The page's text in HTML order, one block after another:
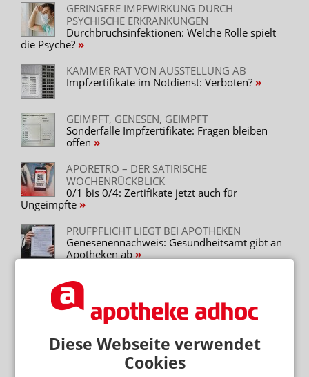
Diese Webseite verwendet
Cookies
GERINGERE IMPFWIRKUNG DURCH
PSYCHISCHE ERKRANKUNGEN
Durchbruchsinfektionen: Welche Rolle spielt
die Psyche?
KAMMER RÄT VON AUSSTELLUNG AB
Impfzertifikate im Notdienst: Verboten?
GEIMPFT, GENESEN, GEIMPFT
Sonderfälle Impfzertifikate: Fragen bleiben
offen
APORETRO – DER SATIRISCHE
WOCHENRÜCKBLICK
0/1 bis 0/4: Zertifikate jetzt auch für
Ungeimpfte
PRÜFPFLICHT LIEGT BEI APOTHEKEN
Genesenennachweis: Gesundheitsamt gibt an
Apotheken ab
ADHOC24 VOM 02.02.2022
Keine Schweigepflicht bei Fälschern /
Inhaberschwund / Lücken bei Zertifikate-
Nummerierung